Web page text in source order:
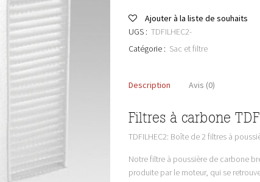
Ajouter à la liste de souhaits
UGS : TDFILHEC2-
Catégorie : Sac et filtre
Description Avis (0)
Filtres à carbone
TDFILHEC2: Boîte de 2 filtres à
Notre filtre à poussière de carbone
produite par le moteur, qui se